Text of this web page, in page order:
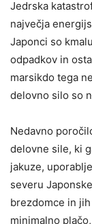
Jedrska
največja
Japonci so
odpadkov in
marsikdo tega
delovno silo so
Nedavno
delovne sile, ki
jakuze,
severu
brezdomce in
minimalno